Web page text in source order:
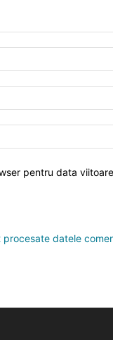
pentru data
procesate datele